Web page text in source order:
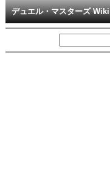
デュエル・マスターズ Wiki